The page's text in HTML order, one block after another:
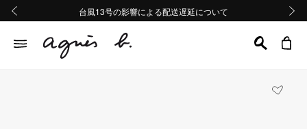
熊本地域地震の影響による配送遅延について
Summer Sale 2buy10%OFF!!
台風13号の影響による配送遅延について
熊本地域地震の影響による配送遅延について
Summer Sale 2buy10%OFF!!